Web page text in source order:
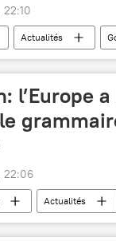
22:10
Actualités
informatique
l’Europe
22:06
Actualités
OTAN